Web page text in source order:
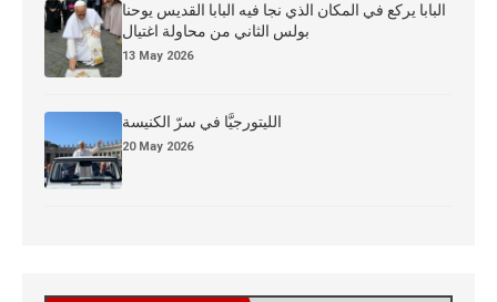
البابا يركع في المكان الذي نجا فيه البابا القديس يوحنا
بولس الثاني من محاولة اغتيال
13 May 2026
الليتورجيَّا في سرّ الكنيسة
20 May 2026